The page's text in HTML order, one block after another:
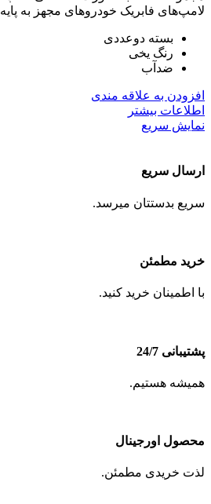
لامپ‌های فابریک خودروهای مجهز به پایه H11 است.
بسته دوعددی
رنگ یخی
ضدآب
افزودن به علاقه مندی
اطلاعات بیشتر
نمایش سریع
ارسال سریع
سریع بدستتان میرسد.
خرید مطمئن
با اطمینان خرید کنید.
پشتیبانی 24/7
همیشه هستیم.
محصول اورجینال
لذت خریدی مطمئن.